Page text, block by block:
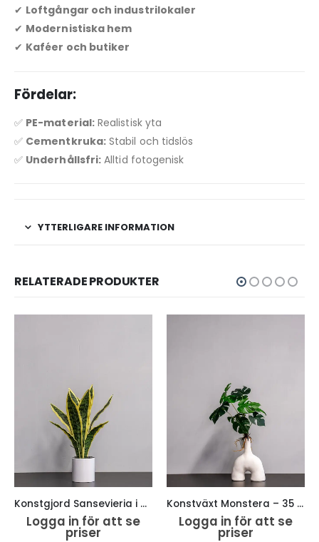
✔ Loftgångar och industrilokaler
✔ Modernistiska hem
✔ Kaféer och butiker
Fördelar:
✅ PE-material:Realistisk yta
✅ Cementkruka:Stabil och tidslös
✅ Underhållsfri: Alltid fotogenisk
YTTERLIGARE INFORMATION
RELATERADE PRODUKTER
Konstgjord Sansevieria i Keramik kruka – 40 cm
Logga in för att se
priser
Konstväxt Monstera – 35 cm Flexibel Bladdekoration
Logga in för att se
priser